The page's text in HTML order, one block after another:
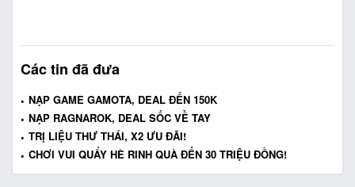
Các tin đã đưa
NẠP GAME GAMOTA, DEAL ĐẾN 150K
NẠP RAGNAROK, DEAL SỐC VỀ TAY
TRỊ LIỆU THƯ THÁI, X2 ƯU ĐÃI!
CHƠI VUI QUẨY HÈ RINH QUÀ ĐẾN 30 TRIỆU ĐỒNG!